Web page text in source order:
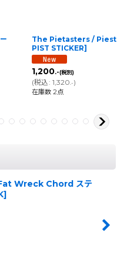
The Pietasters /
PIST STICKER]
1,200.-(税別)
(税込: 1,320.-)
在庫数 2点
Wreck Chord ステ
]